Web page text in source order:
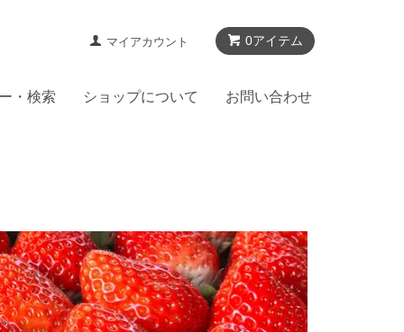
0アイテム
マイアカウント
・検索 ショップについて お問い合わせ